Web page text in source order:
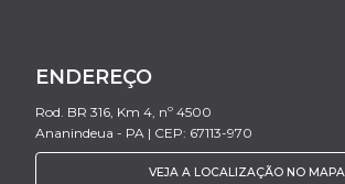
ENDEREÇO
Rod. BR 316, Km 4, nº 4500
Ananindeua - PA | CEP: 67113-970
VEJA A LOCALIZAÇÃO NO MAPA